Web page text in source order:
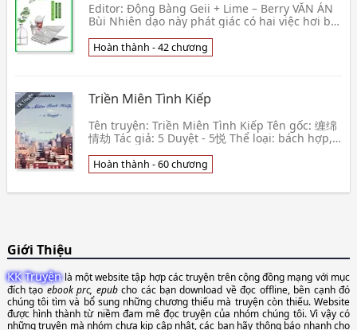
Editor: Động Bàng Geii + Lime – Berry VĂN ÁN
Bùi Nhiên dạo này phát giác có hai việc hơi bất
cậu,👦 Tương Tử Bối
Hoàn thành - 42 chương
Triền Miên Tình Kiếp
Tên truyện: Triền Miên Tình Kiếp Tên gốc: 缠绵
情劫 Tác giả: 5 Duyệt - 5悦 Thể loại: bách hợp,
60 c👦 5 Duyệt
Hoàn thành - 60 chương
Giới Thiệu
KK Truyệnlà một website tập hợp các truyện trên cộng đồng mạng với mục
đích tạoebook prc, epubcho các bạn download về đọc offline, bên cạnh đó
chúng tôi tìm và bổ sung những chương thiếu mà truyện còn thiếu. Website
được hình thành từ niềm đam mê đọc truyện của nhóm chúng tôi. Vì vậy có
những truyện mà nhóm chưa kịp cập nhật, các bạn hãy thông báo nhanh cho